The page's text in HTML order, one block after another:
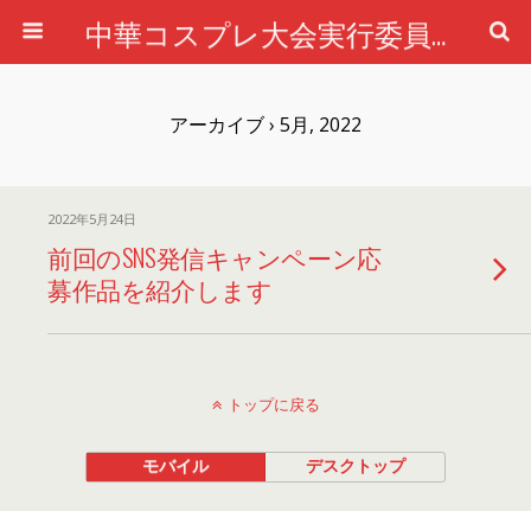
中華コスプレ大会実行委員会公式ホームページ
アーカイブ › 5月, 2022
2022年5月24日
前回のSNS発信キャンペーン応
募作品を紹介します
トップに戻る
モバイル デスクトップ